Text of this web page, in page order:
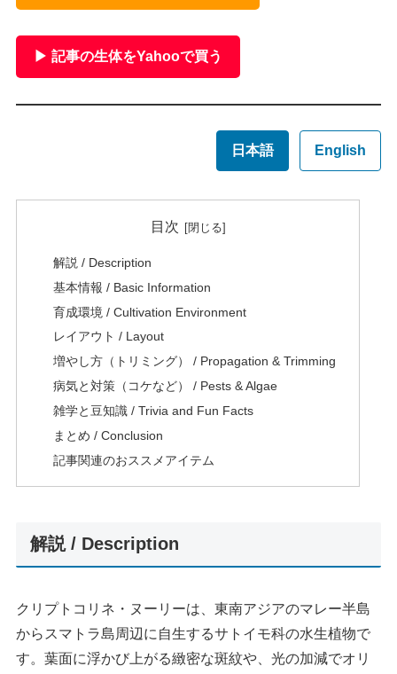
▶ 記事の生体をYahooで買う
日本語 English
目次
解説 / Description
基本情報 / Basic Information
育成環境 / Cultivation Environment
レイアウト / Layout
増やし方（トリミング） / Propagation & Trimming
病気と対策（コケなど） / Pests & Algae
雑学と豆知識 / Trivia and Fun Facts
まとめ / Conclusion
記事関連のおススメアイテム
解説 / Description
クリプトコリネ・ヌーリーは、東南アジアのマレー半島
からスマトラ島周辺に自生するサトイモ科の水生植物で
す。葉面に浮かび上がる緻密な斑紋や、光の加減でオリ